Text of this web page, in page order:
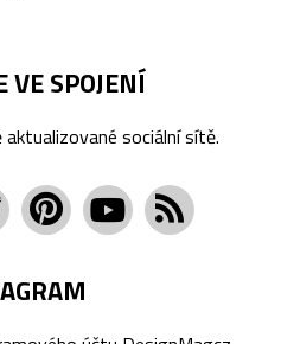
VE SPOJENÍ
aktualizované sociální sítě.